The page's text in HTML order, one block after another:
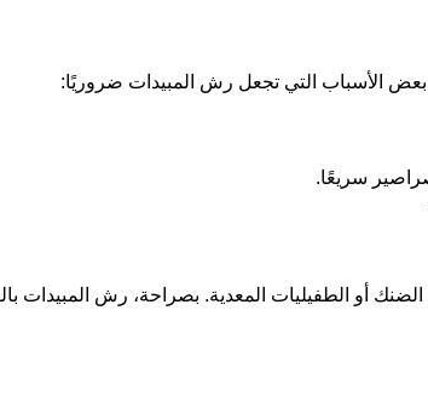
بعض الأسباب التي تجعل رش المبيدات ضروريًا:
سريعًا.
أو الطفيليات المعدية. بصراحة، رش المبيدات